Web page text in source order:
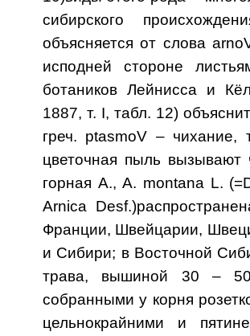
сибирского
объясняется от слова
исподней стороне
ботаников Лейнисса и
1887, т. I, табл. 12)
греч. ptasmoV – чихание,
цветочная пыль
горная А., A. montana L.
Arnica
Франции, Швейцарии,
и Сибири; в Восточной
трава, вышиной 30 –
собранными у корня
цельнокрайними и